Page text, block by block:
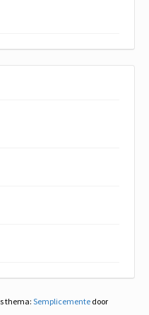
thema: Semplicemente door